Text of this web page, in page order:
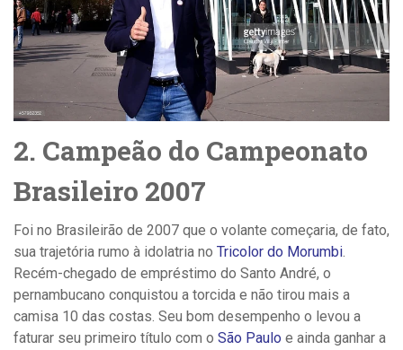
2. Campeão do Campeonato
Brasileiro 2007
Foi no Brasileirão de 2007 que o volante começaria, de fato,
sua trajetória rumo à idolatria no Tricolor do Morumbi.
Recém-chegado de empréstimo do Santo André, o
pernambucano conquistou a torcida e não tirou mais a
camisa 10 das costas. Seu bom desempenho o levou a
faturar seu primeiro título com o São Paulo e ainda ganhar a